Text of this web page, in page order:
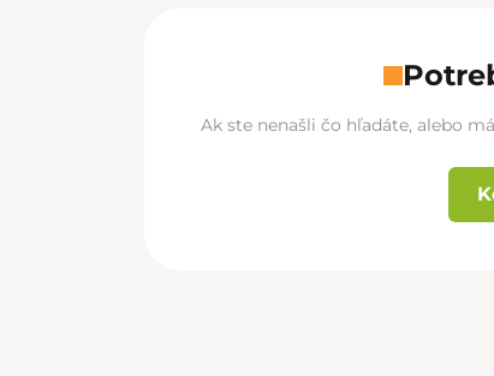
Ak ste nenašli čo hľadáte, alebo